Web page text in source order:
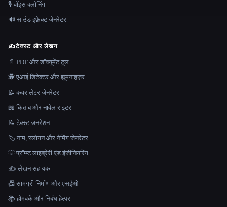
🎙️ वॉइस क्लोनिंग
🔊 साउंड इफ़ेक्ट जेनरेटर
✍️टेक्स्ट और लेखन
📄 PDF और डॉक्यूमेंट टूल
🕵️ एआई डिटेक्टर और ह्यूमनाइज़र
📝 कवर लेटर जेनरेटर
📖 किताब और नावेल राइटर
📝 टेक्स्ट जनरेशन
🏷️ नाम, स्लोगन और नेमिंग जेनरेटर
💡 प्रॉम्प्ट लाइब्रेरी एंड इंजीनियरिंग
✍️ लेखन सहायक
📠 सामग्री निर्माण और एसईओ
📚 होमवर्क और निबंध हेल्पर